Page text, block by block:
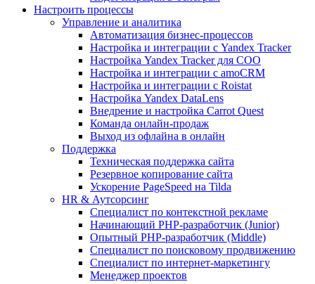
Настроить процессы
Управление и аналитика
Автоматизация бизнес-процессов
Настройка и интеграции с Yandex Tracker
Настройка Yandex Tracker для СОО
Настройка и интеграции с amoCRM
Настройка и интеграции с Roistat
Настройка Yandex DataLens
Внедрение и настройка Carrot Quest
Команда онлайн-продаж
Выход из офлайна в онлайн
Поддержка
Техническая поддержка сайта
Резервное копирование сайта
Ускорение PageSpeed на Tilda
HR & Аутсорсинг
Специалист по контекстной рекламе
Начинающий PHP-разработчик (Junior)
Опытный PHP-разработчик (Middle)
Специалист по поисковому продвижению
Специалист по интернет-маркетингу
Менеджер проектов